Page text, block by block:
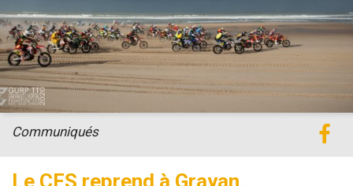
Le CFS reprend à Grayan,
Communiqués